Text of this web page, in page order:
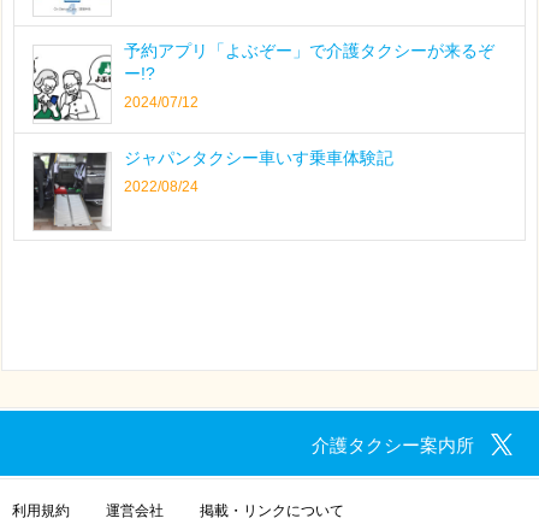
予約アプリ「よぶぞー」で介護タクシーが来るぞ
ー!?
2024/07/12
ジャパンタクシー車いす乗車体験記
2022/08/24
介護タクシー案内所
利用規約 運営会社 掲載・リンクについて